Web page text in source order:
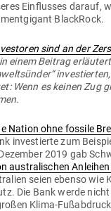
Ein­flusses darauf,
BlackRock.
sind an der
einem Beitrag
Wenn es keinen Zug
Nation ohne fossile
inves­tierte zum
2019 gab
aus­tra­li­schen
seien ebenso wie
Die Bank werde
Klima-